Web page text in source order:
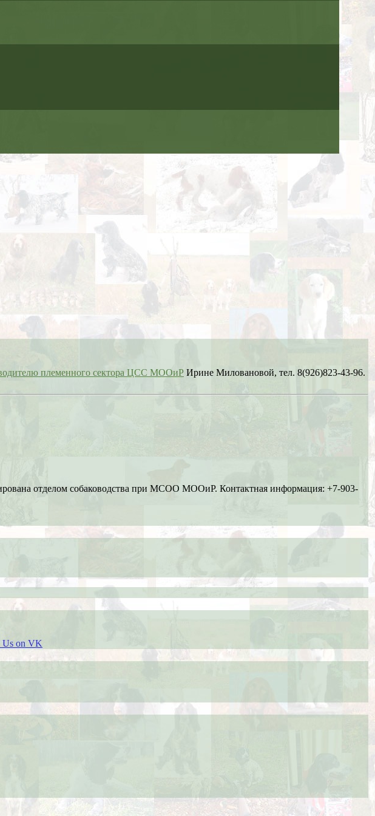
племенного сектора ЦСС МООиР Ирине Миловановой, тел. 8(926)823-43-96.
отделом собаководства при МСОО МООиР. Контактная информация: +7-903-